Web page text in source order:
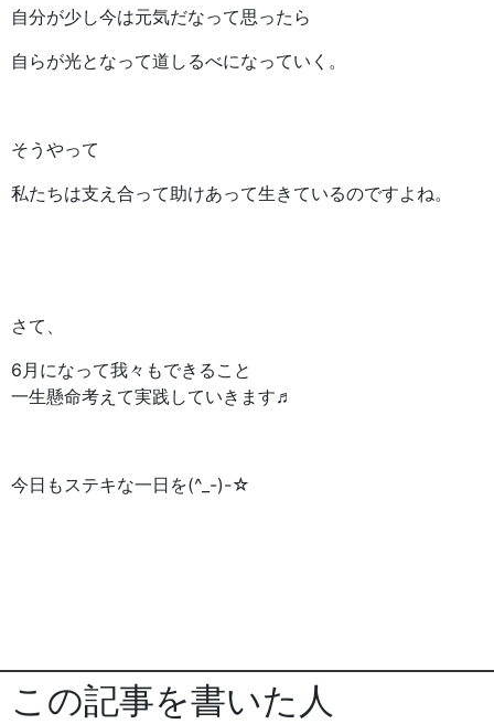
自分が少し今は元気だなって思ったら
自らが光となって道しるべになっていく。
そうやって
私たちは支え合って助けあって生きているのですよね。
さて、
6月になって我々もできること
一生懸命考えて実践していきます♬
今日もステキな一日を(^_-)-☆
この記事を書いた人